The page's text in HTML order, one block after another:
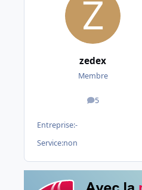
zedex
Membre
5
messages
Entreprise:-
Service:non